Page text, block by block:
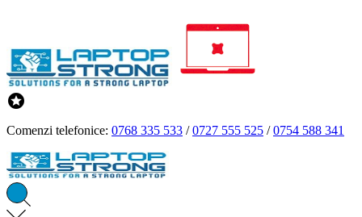

Comenzi telefonice: 0768 335 533 /0727 555 525 /0754 588 341